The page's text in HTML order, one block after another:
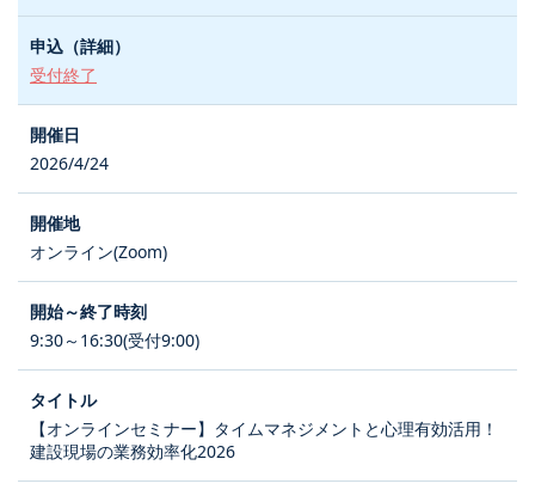
受付終了
2026/4/24
オンライン(Zoom)
9:30～16:30(受付9:00)
【オンラインセミナー】タイムマネジメントと心理有効活用！
建設現場の業務効率化2026